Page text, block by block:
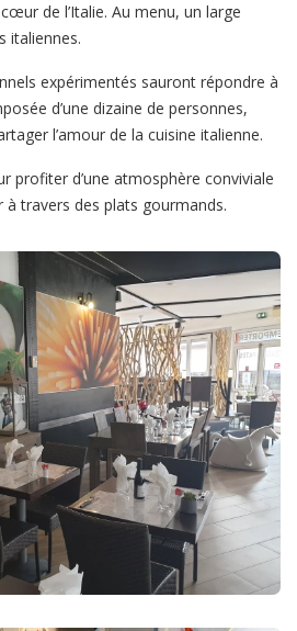
de l’Italie. Au menu, un large
italiennes.
expérimentés sauront répondre à
d’une dizaine de personnes,
l’amour de la cuisine italienne.
profiter d’une atmosphère conviviale
travers des plats gourmands.